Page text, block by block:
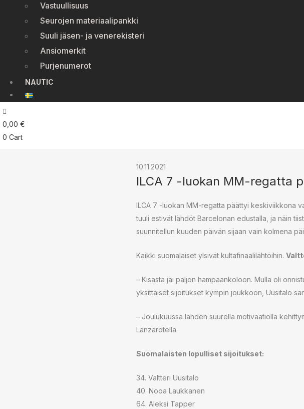
Vastuullisuus
Seurojen materiaalipankki
Suuli jäsen- ja venerekisteri
Ansiomerkit
Purjenumerot
NAUTIC
0,00 €
0 Cart
10.11.2021
ILCA 7 -luokan MM-regatta
ILCA 7 -luokan MM-regatta päättyi keskiviikkona
tuuli estivät lähdöt Barcelonan edustalla, ja näin
suunnitellun kuuden päivän sijaan vain kolmena
Kaikki suomalaiset ylsivät kultafinaalilähtöihin.
– Kisasta jäi paljon hampaankoloon. Mulla oli
yksittäiset sijoitukset kympin joukkoon, Uusitalo
– Joulukuussa lähden suurella motivaatiolla
Lanzarotella.
Suomalaisten lopulliset sijoitukset:
34. Valtteri Uusitalo
40. Nooa Laukkanen
64. Aleksi Tapper